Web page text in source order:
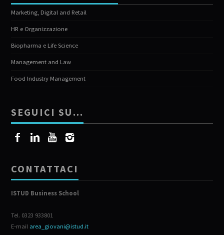
Marketing, Digital and Retail
HR e Organizzazione
Biopharma e Life Science
Management and Law
Food Industry Management
SEGUICI SU…
CONTATTACI
ISTUD Business School
Tel. 0323 933801
E-mail area_giovani@istud.it